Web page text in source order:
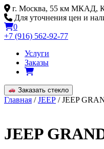
Skip
to
content
г. Москва, 55 км МКАД,
Для уточнения цен и
0
+7 (916) 562-92-77
Услуги
Заказы
Заказать стекло
Главная /JEEP / JEEP
JEEP